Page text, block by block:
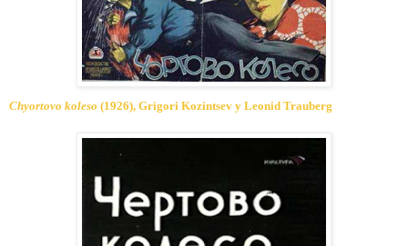
Chyortovo koleso (1926), Grigori Kozintsev y Leonid Trauberg